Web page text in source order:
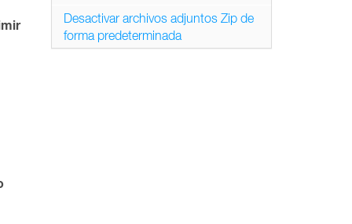
Desactivar archivos adjuntos Zip de
forma predeterminada